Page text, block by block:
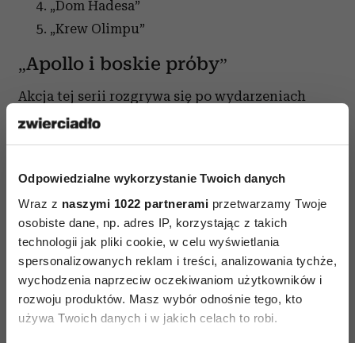
Odpowiedzialne wykorzystanie Twoich danych
Wraz z naszymi 1022 partnerami przetwarzamy Twoje
osobiste dane, np. adres IP, korzystając z takich
technologii jak pliki cookie, w celu wyświetlania
spersonalizowanych reklam i treści, analizowania tychże,
wychodzenia naprzeciw oczekiwaniom użytkowników i
rozwoju produktów. Masz wybór odnośnie tego, kto
używa Twoich danych i w jakich celach to robi.
„Dom Hadesa”
„Krew Olimpu”
„Apollo i boskie próby”
Akcja tej serii rozgrywa się po wydarzeniach
z „Krwi Olimpu”, ale oferuje zupełnie nowe
spojrzenie – tym razem bohaterem jest sam bóg
nieposłuszeństwo. Apollo ląduje w Nowym Jorku
jako niezdarny, pryszczaty szesnastolatek
o imieniu Lester – bez mocy, bez boskości, za to
z tyloma wrogami co zawsze. Żeby odzyskać
miejsce na Olimpie, musi przywrócić działanie
starożytnych Wyroczni i przy okazji nauczyć się
pokory, co okazuje się najtrudniejszym